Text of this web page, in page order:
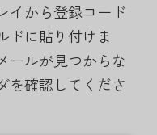
イから登録コード
ドに貼り付けま
ールが見つからな
を確認してくださ